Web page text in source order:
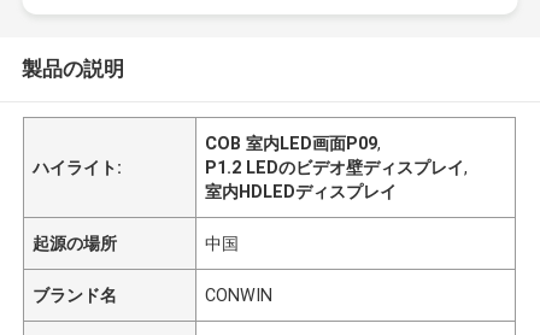
製品の説明
ハイライト:
COB 室内LED画面P09,
P1.2 LEDのビデオ壁ディスプレイ,
室内HDLEDディスプレイ
起源の場所 中国
ブランド名 CONWIN